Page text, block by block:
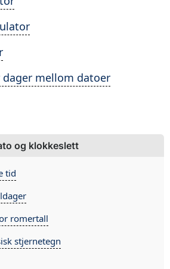
mellom datoer
og klokkeslett
tid
romertall
stjernetegn